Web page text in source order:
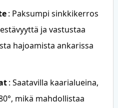
: Paksumpi sinkkikerros
ja vastustaa
hajoamista ankarissa
: Saatavilla kaarialueina,
mikä mahdollistaa